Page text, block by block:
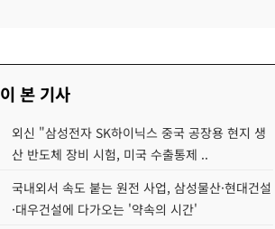
본 기사
외신 "삼성전자 SK하이닉스 중국 공장용 현지 생
산 반도체 장비 시험, 미국 수출통제 ..
국내외서 속도 붙는 원전 사업, 삼성물산·현대건설
·대우건설에 다가오는 '약속의 시간'